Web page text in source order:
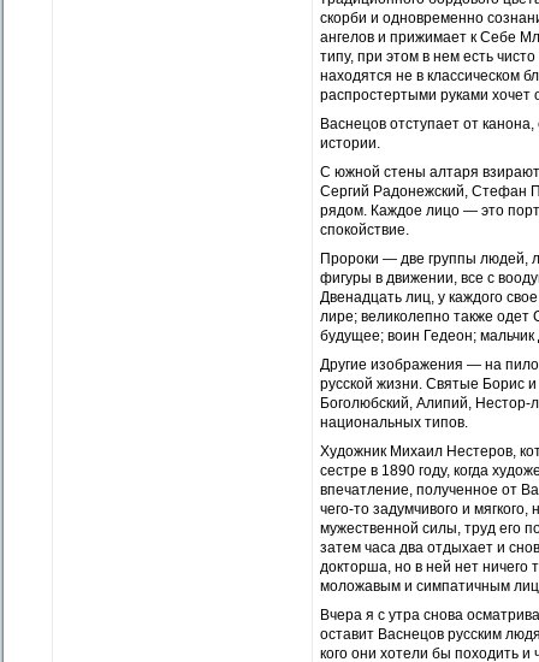
скорби и одновременно
ангелов и прижимает к Себе
типу, при этом в нем есть
находятся не в классическом
распростертыми руками хочет
Васнецов отступает от
истории.
С южной стены алтаря
Сергий Радонежский, Стефан
рядом. Каждое лицо — это
спокойствие.
Пророки — две группы людей,
фигуры в движении, все с
Двенадцать лиц, у каждого
лире; великолепно также
будущее; воин Гедеон;
Другие изображения — на
русской жизни. Святые Борис
Боголюбский, Алипий, Нестор-
национальных типов.
Художник Михаил Нестеров,
сестре в 1890 году, когда
впечатление, полученное от
чего-то задумчивого и
мужественной силы, труд его
затем часа два отдыхает и
докторша, но в ней нет ничего
моложавым и симпатичным
Вчера я с утра снова
оставит Васнецов русским
кого они хотели бы походить и